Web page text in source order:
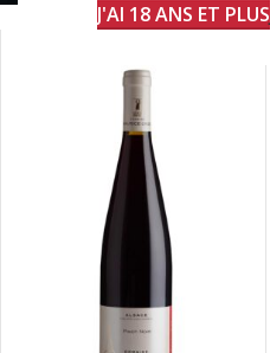
J'AI 18 ANS ET PLUS